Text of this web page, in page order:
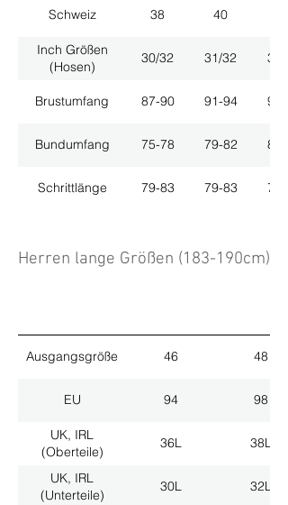
Schweiz 38 40
Inch Größen
(Hosen)
30/32 31/32 33/
Brustumfang 87-90 91-94 95-
Bundumfang 75-78 79-82 83-
Schrittlänge 79-83 79-83 79-
Herren lange Größen (183-190cm)
Ausgangsgröße 46 48
EU 94 98
UK, IRL
(Oberteile)
36L 38L
UK, IRL
(Unterteile)
30L 32L